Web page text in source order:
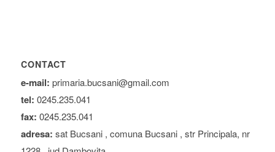
CONTACT
e-mail: primaria.bucsani@gmail.com
tel: 0245.235.041
fax: 0245.235.041
adresa: sat Bucsani , comuna Bucsani , str Principala, nr